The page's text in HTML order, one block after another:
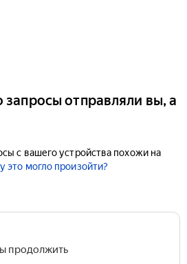
запросы отправляли вы, а
с вашего устройства похожи на
это могло произойти?
продолжить